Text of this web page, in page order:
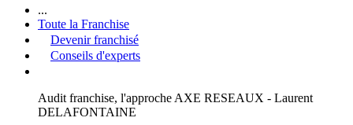
...
Toute la Franchise
Devenir franchisé
Conseils d'experts
Audit franchise, l'approche AXE RESEAUX - Laurent
DELAFONTAINE